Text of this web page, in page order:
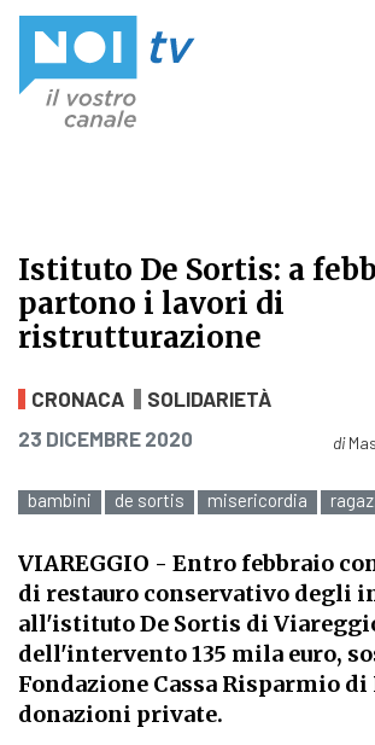
Istituto De Sortis: a
partono i lavori di
ristrutturazione
Istituto De Sortis: a
CRONACA
SOLIDARIETÀ
PUBBLICATO IL
23 DICEMBRE 2020 di
bambini de sortis misericordia
VIAREGGIO - Entro febbraio
di restauro conservativo degli
all'istituto De Sortis di
dell'intervento 135 mila euro,
Fondazione Cassa Risparmio di
donazioni private.